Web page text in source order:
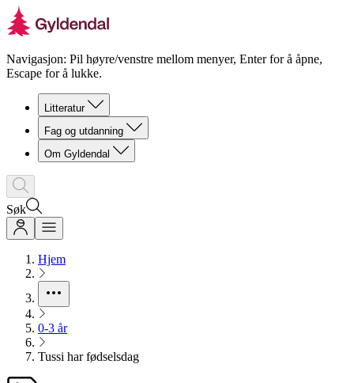
Navigasjon: Pil høyre/venstre mellom menyer, Enter for å åpne,
Escape for å lukke.
Litteratur
Fag og utdanning
Om Gyldendal
Søk
Hjem
0-3 år
Tussi har fødselsdag